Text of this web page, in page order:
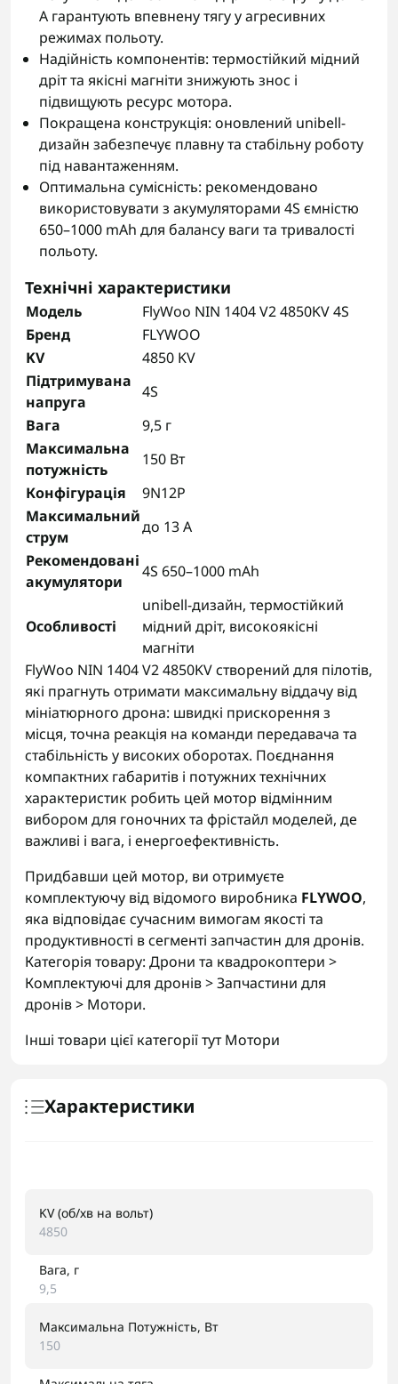
А гарантують впевнену тягу у агресивних
режимах польоту.
Надійність компонентів: термостійкий мідний
дріт та якісні магніти знижують знос і
підвищують ресурс мотора.
Покращена конструкція: оновлений unibell-
дизайн забезпечує плавну та стабільну роботу
під навантаженням.
Оптимальна сумісність: рекомендовано
використовувати з акумуляторами 4S ємністю
650–1000 mAh для балансу ваги та тривалості
польоту.
Технічні характеристики
Модель
FlyWoo NIN 1404 V2 4850KV 4S
Бренд
FLYWOO
KV
4850 KV
Підтримувана
напруга
4S
Вага
9,5 г
Максимальна
потужність
150 Вт
Конфігурація
9N12P
Максимальний
струм
до 13 А
Рекомендовані
акумулятори
4S 650–1000 mAh
Особливості
unibell-дизайн, термостійкий
мідний дріт, високоякісні
магніти
FlyWoo NIN 1404 V2 4850KV створений для пілотів,
які прагнуть отримати максимальну віддачу від
мініатюрного дрона: швидкі прискорення з
місця, точна реакція на команди передавача та
стабільність у високих оборотах. Поєднання
компактних габаритів і потужних технічних
характеристик робить цей мотор відмінним
вибором для гоночних та фрістайл моделей, де
важливі і вага, і енергоефективність.
Придбавши цей мотор, ви отримуєте
комплектуючу від відомого виробника FLYWOO,
яка відповідає сучасним вимогам якості та
продуктивності в сегменті запчастин для дронів.
Категорія товару: Дрони та квадрокоптери >
Комплектуючі для дронів > Запчастини для
дронів > Мотори.
Інші товари цієї категорії тутМотори
Характеристики
KV (об/хв на вольт)
4850
Вага, г
9,5
Максимальна Потужність, Вт
150